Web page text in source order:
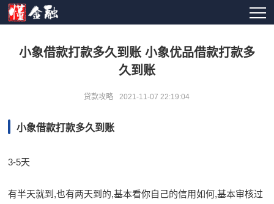
小象借款打款多久到账 小象优品借款打款多
久到账
贷款攻略 2021-11-07 22:19:04
小象借款打款多久到账
3-5天
有半天就到,也有两天到的,基本看你自己的信用如何,基本审核过